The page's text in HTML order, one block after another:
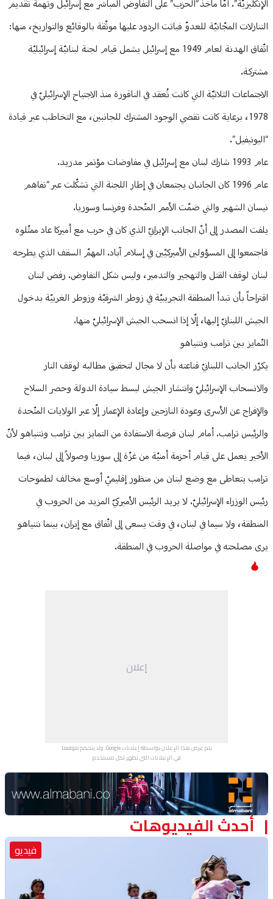
الإنكليزيّة”. أمّا مآخذ “الحزب” على التفاوض المباشر مع إسرائيل وتهمة تقديم
التنازلات المجّانيّة للعدوّ فباتت الردود عليها موثّقة بالوقائع والتواريخ، منها:
اتّفاق الهدنة لعام 1949 مع إسرائيل يشمل قيام لجنة لبنانيّة إسرائيليّة
مشتركة.
الاجتماعات الثلاثيّة التي كانت تُعقد في الناقورة منذ الاجتياح الإسرائيليّ في
1978، برعاية كانت تقضي الوجود المشترك للجانبين، مع التخاطب عبر قيادة
“اليونيفيل”.
عام 1993 شارك لبنان مع إسرائيل في مفاوضات مؤتمر مدريد.
عام 1996 كان الجانبان يجتمعان في إطار اللجنة التي تشكّلت عبر “تفاهم
نيسان الشهير والتي ضمّت الأمم المتّحدة وفرنسا وسوريا.
يلفت المصدر إلى أنّ الجانب الإيرانيّ الذي كان في حرب مع أميركا عاد ممثّلوه
فاجتمعوا إلى المسؤولين الأميركيّين في إسلام آباد. المهمّ السقف الذي يطرحه
لبنان لوقف القتل والتهجير والتدمير، وليس شكل التفاوض. رفض لبنان
اقتراحاً بأن تبدأ المنطقة التجريبيّة في زوطر الشرقيّة وزوطر الغربيّة بدخول
الجيش اللبنانيّ إليها، إلّا إذا انسحب الجيش الإسرائيليّ منها.
التّمايز بين ترامب ونتنياهو
يكرّر الجانب اللبنانيّ قناعته بأن لا مجال لتحقيق مطالبه لوقف النار
والانسحاب الإسرائيليّ وانتشار الجيش لبسط سيادة الدولة وحصر السلاح
والإفراج عن الأسرى وعودة النازحين وإعادة الإعمار إلّا عبر الولايات المتّحدة
والرئيس ترامب. أمام لبنان فرصة الاستفادة من التمايز بين ترامب ونتنياهو لأنّ
الأخير يعمل على قيام أحزمة أمنيّة من غزّة إلى سوريا وصولاً إلى لبنان، فيما
ترامب يتعاطى مع وضع لبنان من منظور إقليميّ أوسع مخالف لطموحات
رئيس الوزراء الإسرائيليّ. لا يريد الرئيس الأميركيّ المزيد من الحروب في
المنطقة، ولا سيما في لبنان، في وقت يسعى إلى اتّفاق مع إيران، بينما نتنياهو
يرى مصلحته في مواصلة الحروب في المنطقة.
إعلان
يتم عرض هذا الإعلان بواسطة إعلانات Google، ولا يتحكم موقعنا
في الإعلانات التي تظهر لكل مستخدم.
Advertisement Section
أحدث الفيديوهات
فيديو